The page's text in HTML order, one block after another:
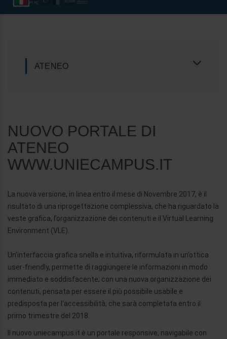
ATENEO
NUOVO PORTALE DI
ATENEO
WWW.UNIECAMPUS.IT
La nuova versione, in linea entro il mese di Novembre 2017, è il
risultato di una riprogettazione complessiva, che ha riguardato la
veste grafica, l’organizzazione dei contenuti e il Virtual Learning
Environment (VLE).
Un’interfaccia grafica snella e intuitiva, riformulata in un’ottica
user-friendly, permette di raggiungere le informazioni in modo
immediato e soddisfacente; con una nuova organizzazione dei
contenuti, pensata per essere il più possibile usabile e
predisposta per l'accessibilità, che sarà completata entro il
primo trimestre del 2018.
Il nuovo uniecampus.it è un portale responsive, navigabile con